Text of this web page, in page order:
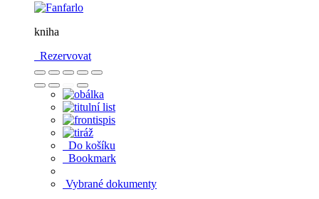
kniha
Rezervovat
Do košíku
Bookmark
Vybrané dokumenty